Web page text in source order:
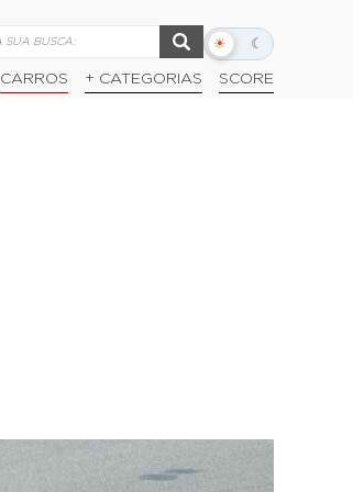
☀ ☾
Alternar
escuro
CARROS + CATEGORIAS SCORE